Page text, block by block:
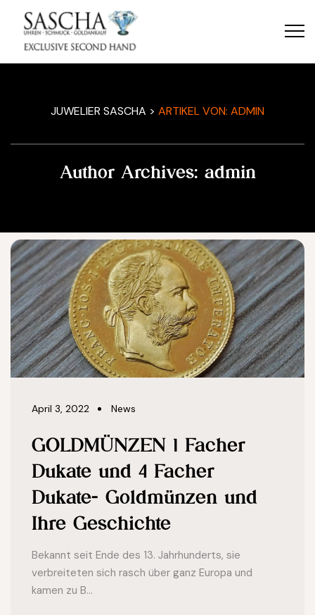
JUWELIER SASCHA > ARTIKEL VON: ADMIN
Author Archives: admin
April 3, 2022 News
GOLDMÜNZEN 1 Facher
Dukate und 4 Facher
Dukate- Goldmünzen und
Ihre Geschichte
Bekannt seit Ende des 13. Jahrhunderts, sie
verbreiteten sich rasch über ganz Europa und
kamen zu B...